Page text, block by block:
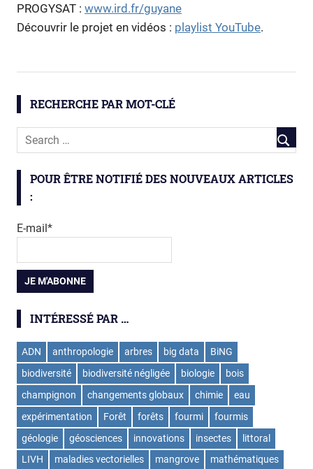
PROGYSAT : www.ird.fr/guyane
Découvrir le projet en vidéos : playlist YouTube.
PROGYSAT
satellite
RECHERCHE PAR MOT-CLÉ
POUR ÊTRE NOTIFIÉ DES NOUVEAUX ARTICLES
:
E-mail*
INTÉRESSÉ PAR …
ADN anthropologie arbres big data
BiNG
biodiversité
biodiversité négligée biologie
bois
champignon
changements globaux chimie
eau
expérimentation
Forêt forêts fourmi
fourmis
géologie
géosciences innovations insectes
littoral
LIVH
maladies vectorielles mangrove mathématiques